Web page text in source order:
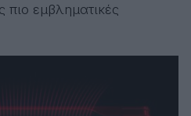
πιο εμβληματικές